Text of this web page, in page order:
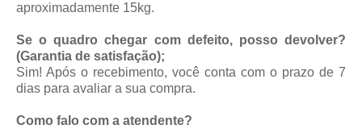
aproximadamente 15kg.
Se o quadro chegar com defeito, posso devolver?
(Garantia de satisfação);
Sim! Após o recebimento, você conta com o prazo de 7
dias para avaliar a sua compra.
Como falo com a atendente?